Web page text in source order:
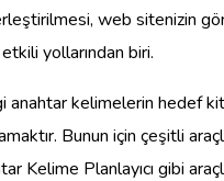
web sitenizin
etkili yollarından biri.
anahtar kelimelerin hedef
Bunun için çeşitli
Kelime Planlayıcı gibi